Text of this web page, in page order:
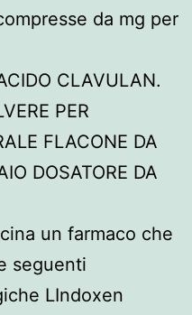
da mg per
CLAVULAN.
PER
FLACONE DA
DOSATORE DA
un farmaco che
seguenti
LIndoxen